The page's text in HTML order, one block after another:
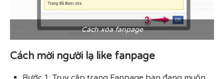
Cách xóa fanpage
Cách mời người lạ like fanpage